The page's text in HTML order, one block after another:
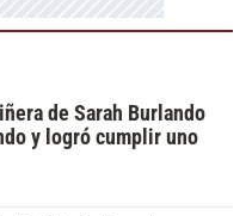
de Sarah Burlando
y logró cumplir uno